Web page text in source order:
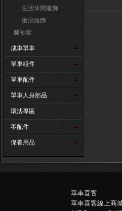
生活休閒服飾
衝浪服飾
腿袖套
成車單車
單車組件
單車配件
單車人身部品
環法專區
零配件
保養用品
單車喜客
單車喜客線上商